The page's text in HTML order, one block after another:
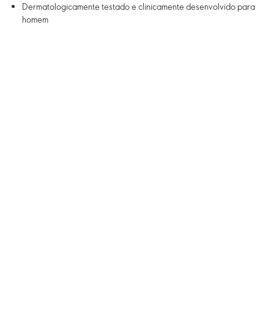
Dermatologicamente testado e clinicamente desenvolvido para
homem